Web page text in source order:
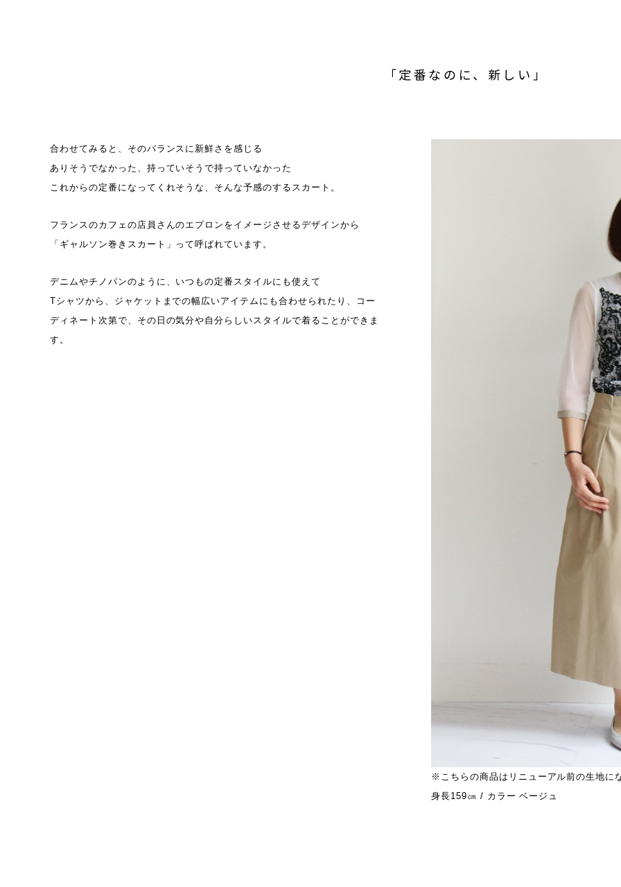
「定番なのに、新しい」
※こちらの商品はリニューアル前の生地に
身長159㎝ / カラー ベージュ
合わせてみると、そのバランスに新鮮さを感じる
ありそうでなかった、持っていそうで持っていなかった
これからの定番になってくれそうな、そんな予感のするスカート。
フランスのカフェの店員さんのエプロンをイメージさせるデザインから
「ギャルソン巻きスカート」って呼ばれています。
デニムやチノパンのように、いつもの定番スタイルにも使えて
Tシャツから、ジャケットまでの幅広いアイテムにも合わせられたり、コー
ディネート次第で、その日の気分や自分らしいスタイルで着ることができま
す。